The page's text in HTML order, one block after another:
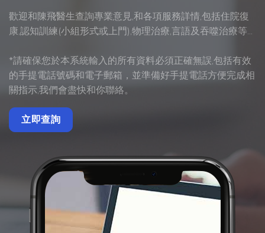
歡迎和陳飛醫生查詢專業意見,和各項服務詳情,包括住院復
康,認知訓練(小組形式或上門),物理治療,言語及吞噬治療等...
*請確保您於本系統輸入的所有資料必須正確無誤,包括有效
的手提電話號碼和電子郵箱，並準備好手提電話方便完成相
關指示,我們會盡快和你聯絡。
立即查詢